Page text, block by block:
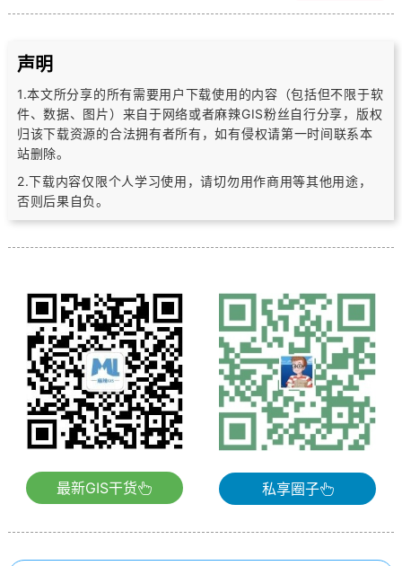
声明
1.本文所分享的所有需要用户下载使用的内容（包括但不限于软
件、数据、图片） 来自于网络或者麻辣GIS粉丝自行分享，版权
归该下载资源的合法拥有者所有，如有侵权请第一时间联系本
站删除。
2.下载内容仅限个人学习使用，请切勿用作商用等其他用途，
否则后果自负。
最新GIS干货 私享圈子